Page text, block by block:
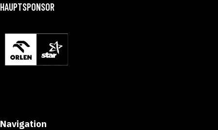
HAUPTSPONSOR
Navigation